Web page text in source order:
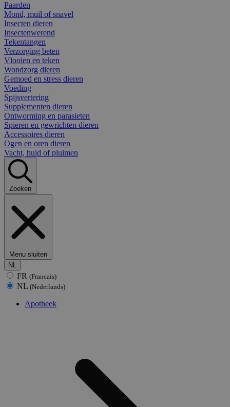
Paarden
Mond, muil of snavel
Insecten dieren
Insectenwerend
Tekentangen
Verzorging beten
Vlooien en teken
Wondzorg dieren
Gemoed en stress dieren
Voeding
Spijsvertering
Supplementen dieren
Ontworming en parasieten
Spieren en gewrichten dieren
Accessoires dieren
Ogen en oren dieren
Vacht, huid of pluimen
Zoeken
Menu sluiten
NL
FR (Francais)
NL (Nederlands)
Apotheek